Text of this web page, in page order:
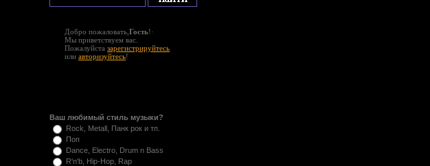
Добро пожаловать, Гость!·
Мы приветствуем вас.
Пожалуйста зарегистрируйтесь
или авторизуйтесь!
Ваш любимый стиль музыки?
Rock, Metall, Панк рок и тп.
Поп
Dance, Electro, Drum n Bass
R'n'b, Hip-Hop, Rap